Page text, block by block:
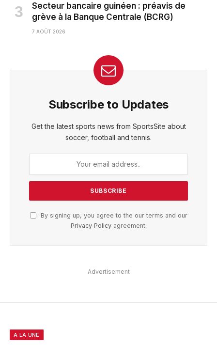
Secteur bancaire guinéen : préavis de
grève à la Banque Centrale (BCRG)
7 AOÛT 2026
Subscribe to Updates
Get the latest sports news from SportsSite about
soccer, football and tennis.
By signing up, you agree to the our terms and our
Privacy Policyagreement.
Advertisement
A LA UNE